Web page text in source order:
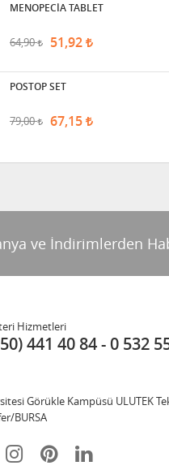
MENOPECİA TABLET
64,90 51,92
POSTOP SET
79,00 67,15
ve İndirimlerden
Hizmetleri
441 40 84 0 532
Görükle Kampüsü ULUTEK
BURSA